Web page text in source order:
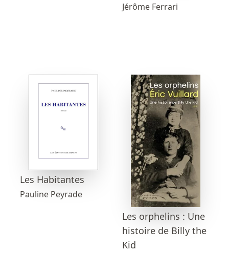
Jérôme Ferrari
Les Habitantes
Pauline Peyrade
Les orphelins : Une
histoire de Billy the
Kid